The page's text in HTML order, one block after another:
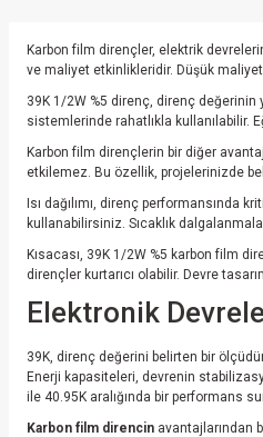
Karbon film dirençler, elektrik
ve maliyet etkinlikleridir. Düşük
39K 1/2W %5 direnç, direnç değerinin
sistemlerinde rahatlıkla kullanılabilir.
Karbon film dirençlerin bir diğer
etkilemez. Bu özellik, projelerinizde
Isı dağılımı, direnç performansında
kullanabilirsiniz. Sıcaklık
Kısacası, 39K 1/2W %5 karbon film
dirençler kurtarıcı olabilir. Devre
Elektronik
39K, direnç değerini belirten bir
Enerji kapasiteleri, devrenin
ile 40.95K aralığında bir performans
Karbon film direncin avantajlarından